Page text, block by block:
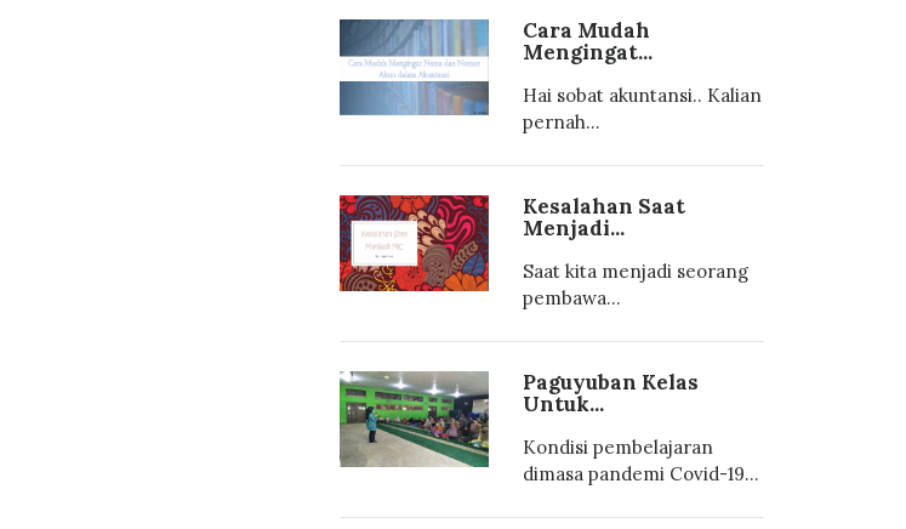
Cara Mudah
Mengingat...
Hai sobat akuntansi.. Kalian
pernah...
Kesalahan Saat
Menjadi...
Saat kita menjadi seorang
pembawa...
Paguyuban Kelas
Untuk...
Kondisi pembelajaran
dimasa pandemi Covid-19...